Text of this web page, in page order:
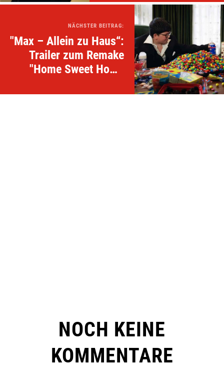
NÄCHSTER BEITRAG:
"Max – Allein zu Haus“:
Trailer zum Remake
"Home Sweet Home
NOCH KEINE
KOMMENTARE